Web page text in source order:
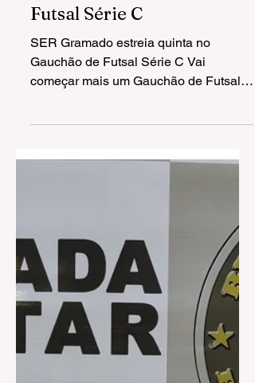
SER Gramado estreia
Futsal Série C
SER Gramado estreia quinta no
começar mais um Gauchão de Futsal.
disputa a...